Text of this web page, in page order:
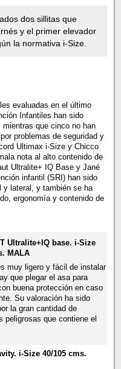
dos sillitas que
y el primer elevador
la normativa i-Size.
evaluadas en el último
Infantiles han sido
que cinco no han
problemas de seguridad y
Ultimax i-Size y Chicco
nota al alto contenido de
Ultralite+ IQ Base y Jané
infantil (SRI) han sido
y lateral, y también se ha
ergonomía y contenido de
Ultralite+IQ base. i-Size
MALA
muy ligero y fácil de instalar
que plegar el asa para
buena protección en caso
Su valoración ha sido
la gran cantidad de
peligrosas que contiene el
i-Size 40/105 cms.